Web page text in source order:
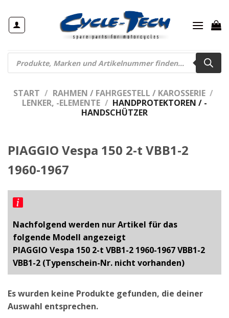
Inhalt
springen
Products
search
START / RAHMEN / FAHRGESTELL / KAROSSERIE /
LENKER, -ELEMENTE / HANDPROTEKTOREN / -
HANDSCHÜTZER
PIAGGIO Vespa 150 2-t VBB1-2
1960-1967
Nachfolgend werden nur Artikel für das
folgende Modell angezeigt
PIAGGIO Vespa 150 2-t VBB1-2 1960-1967 VBB1-2
VBB1-2 (Typenschein-Nr. nicht vorhanden)
Es wurden keine Produkte gefunden, die deiner
Auswahl entsprechen.